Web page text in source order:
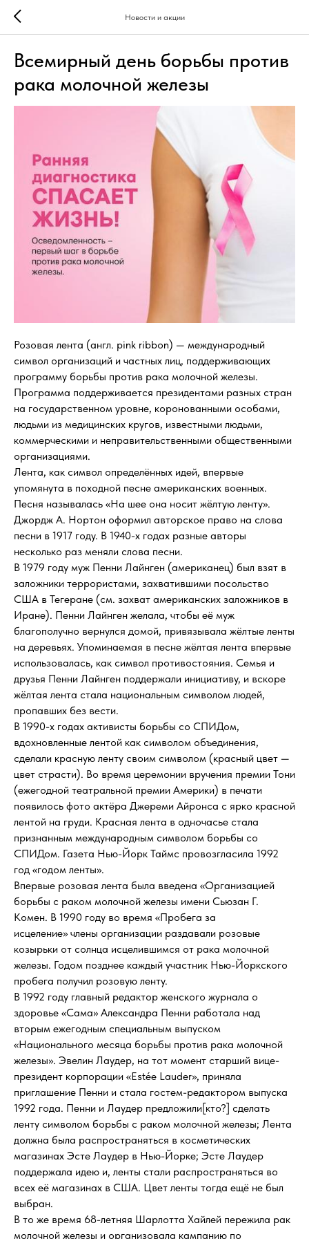
Новости и акции
Всемирный день борьбы против
рака молочной железы
Розовая лента (англ. pink ribbon) — международный
символ организаций и частных лиц, поддерживающих
программу борьбы против рака молочной железы.
Программа поддерживается президентами разных стран
на государственном уровне, коронованными особами,
людьми из медицинских кругов, известными людьми,
коммерческими и неправительственными общественными
организациями.
Лента, как символ определённых идей, впервые
упомянута в походной песне американских военных.
Песня называлась «На шее она носит жёлтую ленту».
Джордж А. Нортон оформил авторское право на слова
песни в 1917 году. В 1940-х годах разные авторы
несколько раз меняли слова песни.
В 1979 году муж Пенни Лайнген (американец) был взят в
заложники террористами, захватившими посольство
США в Тегеране (см. захват американских заложников в
Иране). Пенни Лайнген желала, чтобы её муж
благополучно вернулся домой, привязывала жёлтые ленты
на деревьях. Упоминаемая в песне жёлтая лента впервые
использовалась, как символ противостояния. Семья и
друзья Пенни Лайнген поддержали инициативу, и вскоре
жёлтая лента стала национальным символом людей,
пропавших без вести.
В 1990-х годах активисты борьбы со СПИДом,
вдохновленные лентой как символом объединения,
сделали красную ленту своим символом (красный цвет —
цвет страсти). Во время церемонии вручения премии Тони
(ежегодной театральной премии Америки) в печати
появилось фото актёра Джереми Айронса с ярко красной
лентой на груди. Красная лента в одночасье стала
признанным международным символом борьбы со
СПИДом. Газета Нью-Йорк Таймс провозгласила 1992
год «годом ленты».
Впервые розовая лента была введена «Организацией
борьбы с раком молочной железы имени Сьюзан Г.
Комен. В 1990 году во время «Пробега за
исцеление» члены организации раздавали розовые
козырьки от солнца исцелившимся от рака молочной
железы. Годом позднее каждый участник Нью-Йоркского
пробега получил розовую ленту.
В 1992 году главный редактор женского журнала о
здоровье «Сама» Александра Пенни работала над
вторым ежегодным специальным выпуском
«Национального месяца борьбы против рака молочной
железы». Эвелин Лаудер, на тот момент старший вице-
президент корпорации «Estée Lauder», приняла
приглашение Пенни и стала гостем-редактором выпуска
1992 года. Пенни и Лаудер предложили[кто?] сделать
ленту символом борьбы с раком молочной железы; Лента
должна была распространяться в косметических
магазинах Эсте Лаудер в Нью-Йорке; Эсте Лаудер
поддержала идею и, ленты стали распространяться во
всех её магазинах в США. Цвет ленты тогда ещё не был
выбран.
В то же время 68-летняя Шарлотта Хайлей пережила рак
молочной железы и организовала кампанию по